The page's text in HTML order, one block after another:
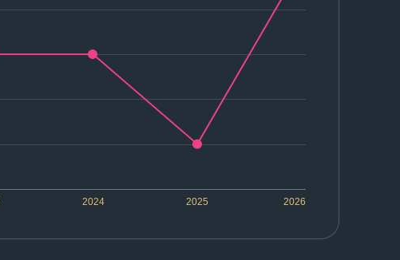
2024 2025 2026